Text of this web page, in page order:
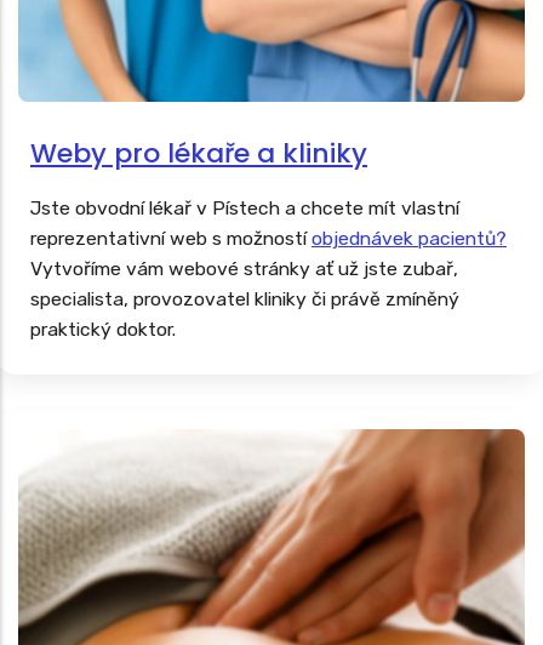
Weby pro lékaře a kliniky
Jste obvodní lékař v Pístech a chcete mít vlastní
reprezentativní web s možnostíobjednávek pacientů?
Vytvoříme vám webové stránky ať už jste zubař,
specialista, provozovatel kliniky či právě zmíněný
praktický doktor.